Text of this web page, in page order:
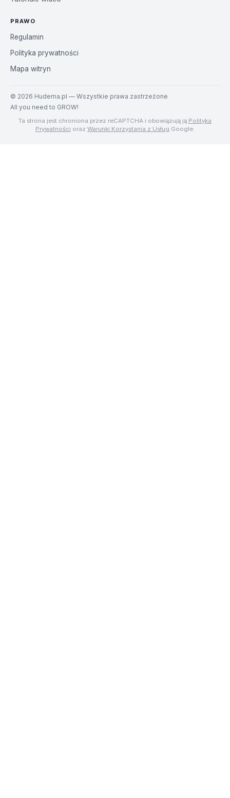
PRAWO
Regulamin
Polityka prywatności
Mapa witryn
© 2026 Hudema.pl — Wszystkie prawa zastrzeżone
All you need to GROW!
Ta strona jest chroniona przez reCAPTCHA i obowiązują ją Polityka
Prywatności oraz Warunki Korzystania z Usług Google.